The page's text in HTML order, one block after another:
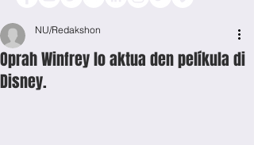
Oprah Winfrey lo aktua den pelíkula di
Disney.
NU/Redakshon